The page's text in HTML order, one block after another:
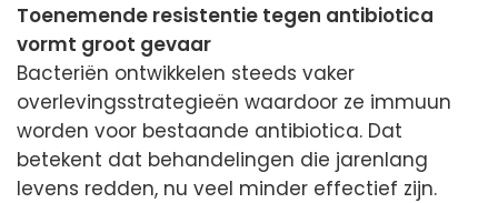
Toenemende resistentie tegen antibiotica
vormt groot gevaar
Bacteriën ontwikkelen steeds vaker
overlevingsstrategieën waardoor ze immuun
worden voor bestaande antibiotica. Dat
betekent dat behandelingen die jarenlang
levens redden, nu veel minder effectief zijn.